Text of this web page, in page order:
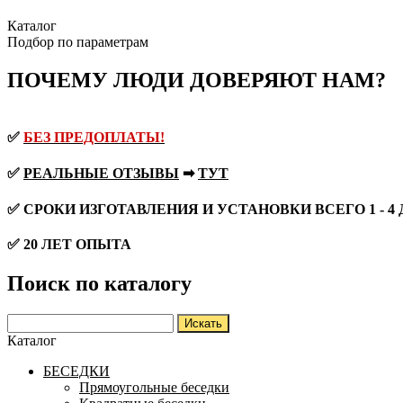
Каталог
Подбор по параметрам
ПОЧЕМУ ЛЮДИ ДОВЕРЯЮТ НАМ?
✅ БЕЗ ПРЕДОПЛАТЫ!
✅ РЕАЛЬНЫЕ ОТЗЫВЫ ➡ТУТ
✅ СРОКИ ИЗГОТАВЛЕНИЯ И УСТАНОВКИ ВСЕГО 1 - 4
✅ 20 ЛЕТ ОПЫТА
Поиск по каталогу
Каталог
БЕСЕДКИ
Прямоугольные беседки